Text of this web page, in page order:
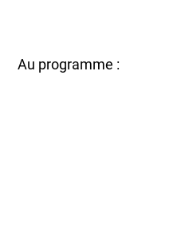
Au programme :